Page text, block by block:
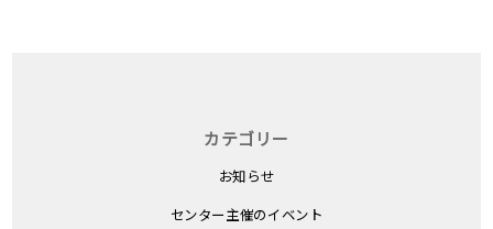
カテゴリー
お知らせ
センター主催のイベント